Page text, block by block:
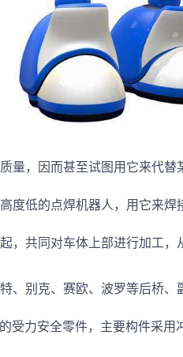
量，因而甚至试图用它来代
度低的点焊机器人，用它来
，共同对车体上部进行加工，
、别克、赛欧、波罗等后桥
受力安全零件，主要构件采用